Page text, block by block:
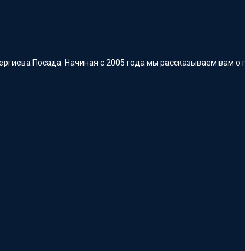
Посада. Начиная с 2005 года мы рассказываем вам о